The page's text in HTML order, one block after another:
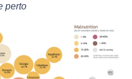
perto